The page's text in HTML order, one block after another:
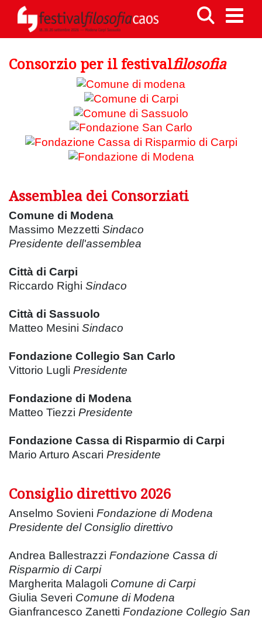
Consorzio per il festivalfilosofia
Assemblea dei Consorziati
Comune di Modena
Massimo Mezzetti Sindaco
Presidente dell'assemblea
Città di Carpi
Riccardo Righi Sindaco
Città di Sassuolo
Matteo Mesini Sindaco
Fondazione Collegio San Carlo
Vittorio Lugli Presidente
Fondazione di Modena
Matteo Tiezzi Presidente
Fondazione Cassa di Risparmio di Carpi
Mario Arturo Ascari Presidente
Consiglio direttivo 2026
Anselmo Sovieni Fondazione di Modena
Presidente del Consiglio direttivo
Andrea Ballestrazzi Fondazione Cassa di
Risparmio di Carpi
Margherita Malagoli Comune di Carpi
Giulia Severi Comune di Modena
Gianfrancesco Zanetti Fondazione Collegio San